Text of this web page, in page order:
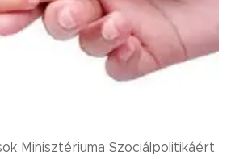
Minisztériuma Szociálpolitikáért